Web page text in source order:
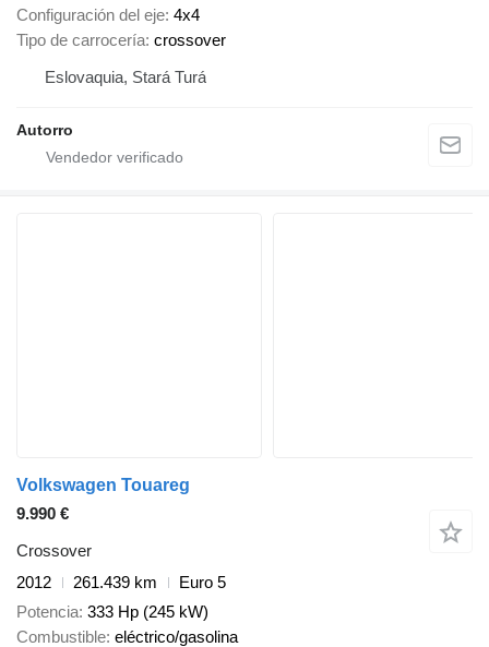
Configuración del eje 4x4
Tipo de carrocería crossover
Eslovaquia, Stará Turá
Autorro
Volkswagen Touareg
9.990 €
Crossover
2012
261.439 km
Euro 5
Potencia 333 Hp (245 kW)
Combustible eléctrico/gasolina